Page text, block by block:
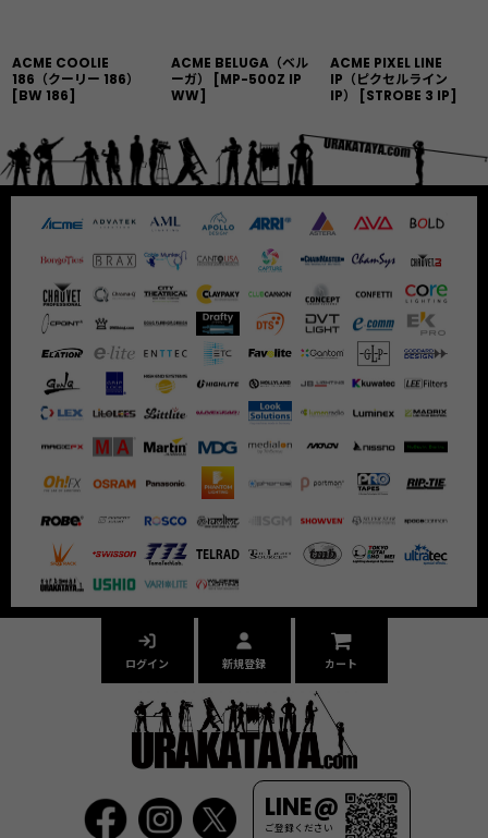
ACME COOLIE
186（クーリー 186）
[BW 186]
ACME BELUGA（ベル
ーガ）
[MP-500Z IP
WW]
ACME PIXEL LINE
IP（ピクセルライン
IP）
[STROBE 3 IP]
LINE@
ご登録ください
ログイン 新規登録 カート